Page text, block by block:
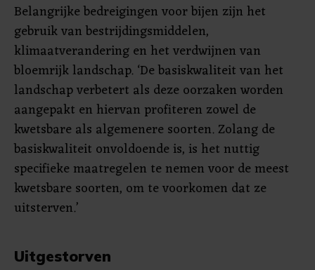
Belangrijke bedreigingen voor bijen zijn het
gebruik van bestrijdingsmiddelen,
klimaatverandering en het verdwijnen van
bloemrijk landschap. ‘De basiskwaliteit van het
landschap verbetert als deze oorzaken worden
aangepakt en hiervan profiteren zowel de
kwetsbare als algemenere soorten. Zolang de
basiskwaliteit onvoldoende is, is het nuttig
specifieke maatregelen te nemen voor de meest
kwetsbare soorten, om te voorkomen dat ze
uitsterven.’
Uitgestorven